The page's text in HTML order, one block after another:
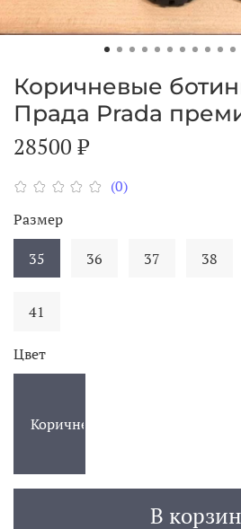
(0)
Коричневые
Прада Prada
28500 ₽
В
Размер
35
36 37 38
41
Цвет
Коричневый